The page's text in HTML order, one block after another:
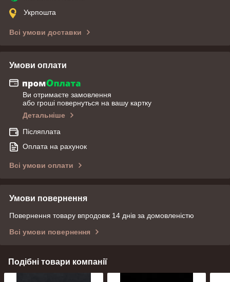
Укрпошта
Всі умови доставки
Умови оплати
Ви отримаєте замовлення
або гроші повернуться на вашу картку
Детальніше
Післяплата
Оплата на рахунок
Всі умови оплати
Умови повернення
Повернення товару впродовж 14 днів за домовленістю
Всі умови повернення
Подібні товари компанії